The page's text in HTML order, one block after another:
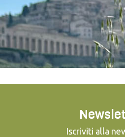
Iscriviti alla